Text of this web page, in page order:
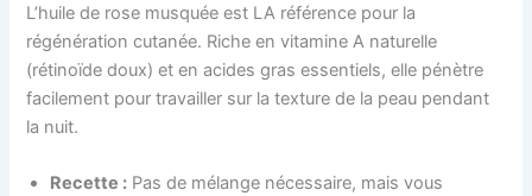
L’huile de rose musquée est LA référence pour la
régénération cutanée. Riche en vitamine A naturelle
(rétinoïde doux) et en acides gras essentiels, elle pénètre
facilement pour travailler sur la texture de la peau pendant
la nuit.
Recette : Pas de mélange nécessaire, mais vous